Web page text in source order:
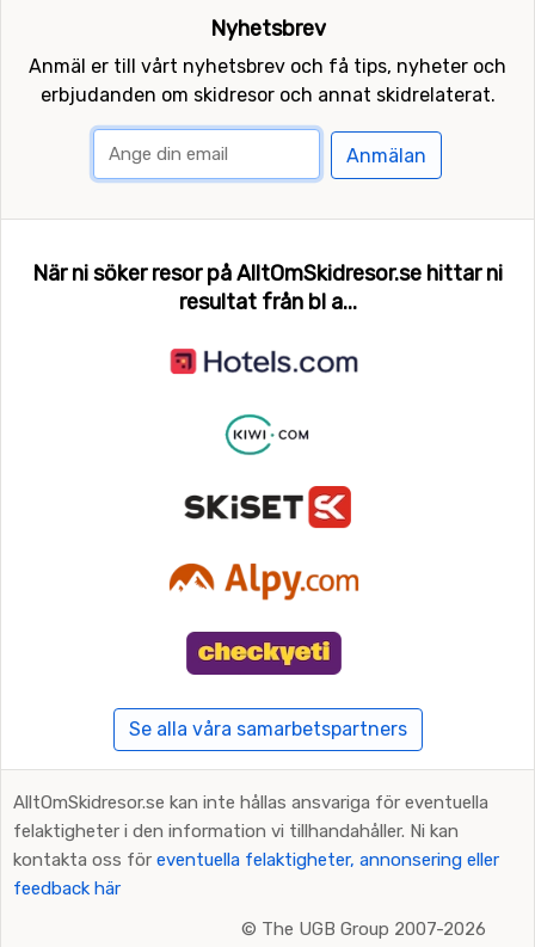
Nyhetsbrev
Anmäl er till vårt nyhetsbrev och få tips, nyheter och
erbjudanden om skidresor och annat skidrelaterat.
Anmälan
När ni söker resor på AlltOmSkidresor.se hittar ni
resultat från bl a...
Se alla våra samarbetspartners
AlltOmSkidresor.se kan inte hållas ansvariga för eventuella
felaktigheter i den information vi tillhandahåller. Ni kan
kontakta oss för eventuella felaktigheter, annonsering eller
feedback här
© The UGB Group 2007-2026